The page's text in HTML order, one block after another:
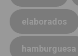
elaborados
hamburguesa